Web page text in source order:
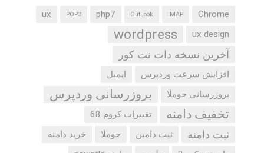
Chrome
IMAP
OutLook
php7
POP3
ux
ux design
wordpress
آخرین نسخه دات نت کور
افزایش سرعت وردپرس
ایمیل
بروزرسانی جوملا
بروزرسانی وردپرس
تخفیف دامنه
تغییرات کروم 68
ثبت دامنه ثبت دامین جوملا
خرید دامنه